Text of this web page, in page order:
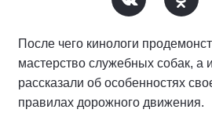
После чего кинологи
мастерство служебных собак,
рассказали об особенностях
правилах дорожного движения.